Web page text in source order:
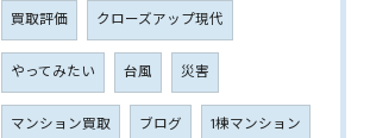
買取評価 クローズアップ現代
やってみたい 台風 災害
マンション買取 ブログ 1棟マンション